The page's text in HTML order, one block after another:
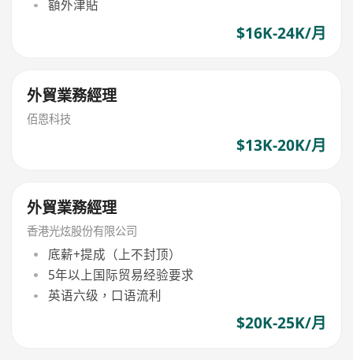
額外津貼
$16K-24K/月
外貿業務經理
佰恩科技
$13K-20K/月
外貿業務經理
香港光炫股份有限公司
底薪+提成（上不封顶）
5年以上国际贸易经验要求
英语六级，口语流利
$20K-25K/月